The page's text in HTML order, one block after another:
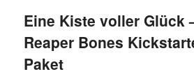
Eine Kiste voller Glück
Reaper Bones
Paket